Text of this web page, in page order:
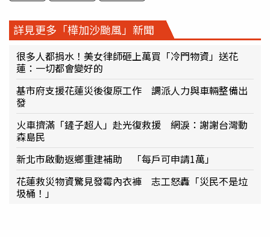
詳見更多「樺加沙颱風」新聞
很多人都捐水！美女律師砸上萬買「冷門物資」送花
蓮：一切都會變好的
基市府支援花蓮災後復原工作 調派人力與車輛整備出
發
火車擠滿「鏟子超人」赴光復救援 網淚：謝謝台灣動
森島民
新北市啟動返鄉重建補助 「每戶可申請1萬」
花蓮救災物資驚見發霉內衣褲 志工怒轟「災民不是垃
圾桶！」